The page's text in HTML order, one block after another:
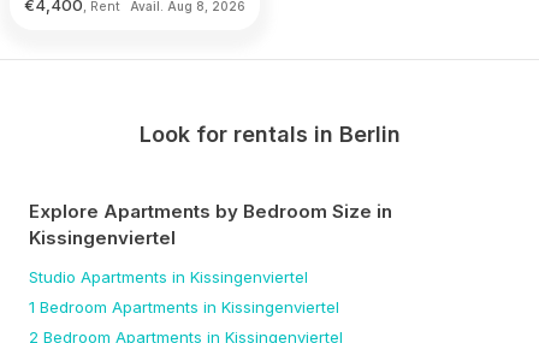
€4,400, Rent Avail. Aug 8, 2026
Look for rentals in Berlin
Explore Apartments by Bedroom Size in
Kissingenviertel
Studio Apartments in Kissingenviertel
1 Bedroom Apartments in Kissingenviertel
2 Bedroom Apartments in Kissingenviertel